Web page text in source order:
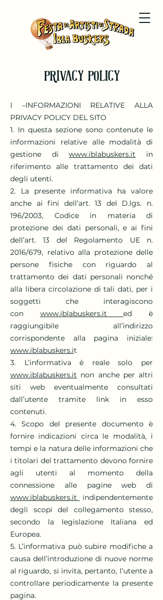
PRIVACY POLICY
I –INFORMAZIONI RELATIVE ALLA
PRIVACY POLICY DEL SITO
1. In questa sezione sono contenute le
informazioni relative alle modalità di
gestione diwww.iblabuskers.it in
riferimento alle trattamento dei dati
degli utenti.
2. La presente informativa ha valore
anche ai fini dell’art. 13 del D.lgs. n.
196/2003, Codice in materia di
protezione dei dati personali, e ai fini
dell’art. 13 del Regolamento UE n.
2016/679, relativo alla protezione delle
persone fisiche con riguardo al
trattamento dei dati personali nonché
alla libera circolazione di tali dati, per i
soggetti che interagiscono
con www.iblabuskers.ited è
raggiungibile all’indirizzo
corrispondente alla pagina iniziale:
www.iblabuskers.it
3. L’informativa è reale solo per
www.iblabuskers.it non anche per altri
siti web eventualmente consultati
dall’utente tramite link in esso
contenuti.
4. Scopo del presente documento è
fornire indicazioni circa le modalità, i
tempi e la natura delle informazioni che
i titolari del trattamento devono fornire
agli utenti al momento della
connessione alle pagine web di
www.iblabuskers.it
indipendentemente
degli scopi del collegamento stesso,
secondo la legislazione Italiana ed
Europea.
5. L’informativa può subire modifiche a
causa dell’introduzione di nuove norme
al riguardo, si invita, pertanto, l’utente a
controllare periodicamente la presente
pagina.